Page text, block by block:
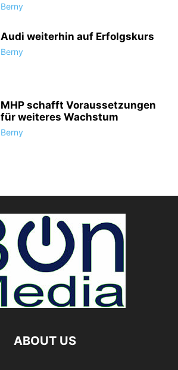
Berny
Audi weiterhin auf Erfolgskurs
Berny
MHP schafft Voraussetzungen
für weiteres Wachstum
Berny
ABOUT US